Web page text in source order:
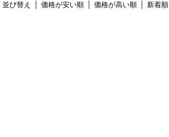
並び替え 価格が安い順 価格が高い順 新着順